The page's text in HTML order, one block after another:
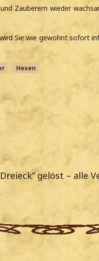
Zauberern wieder
Sie wie gewohnt sofort
Hexen
gelöst – alle